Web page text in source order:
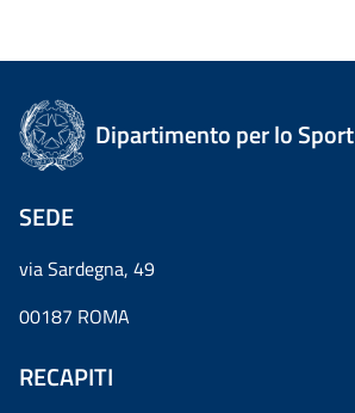
Dipartimento per lo Sport
SEDE
via Sardegna, 49
00187 ROMA
RECAPITI